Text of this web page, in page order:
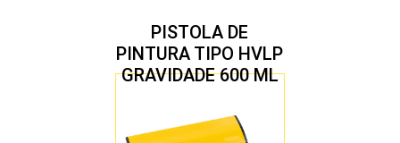
PISTOLA DE
PINTURA TIPO HVLP
GRAVIDADE 600 ML
1,7 MM